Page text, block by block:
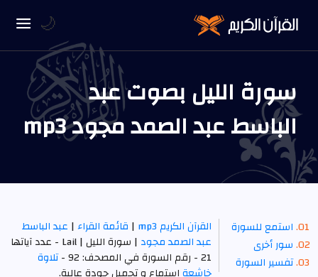
سورة الليل بصوت عبد
الباسط عبد الصمد مجود mp3
استمع للسورة
سور أخرى
تفسير السورة
القرآن الكريم mp3 | قائمة القراء| عبد الباسط
عبد الصمد مجود
| سورة الليل | Lail - عدد آياتها
21 - رقم السورة في المصحف: 92 -
تلاوة
🌙